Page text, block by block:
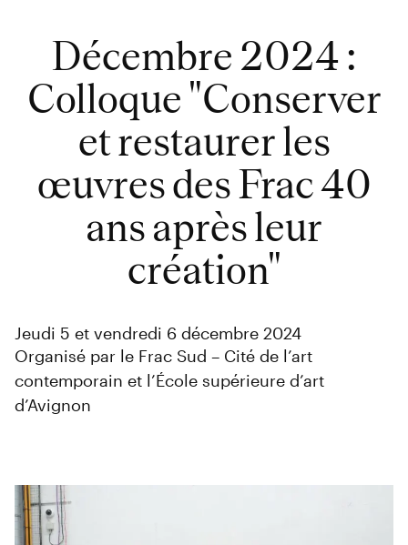
Décembre 2024 :
Colloque "Conserver
et restaurer les
œuvres des Frac 40
ans après leur
création"
Jeudi 5 et vendredi 6 décembre 2024
Organisé par le Frac Sud – Cité de l’art
contemporain et l’École supérieure d’art
d’Avignon